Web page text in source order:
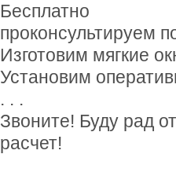
Бесплатно
проконсультируем
Изготовим мягкие
Установим
. . .
Звоните! Буду рад
расчет!